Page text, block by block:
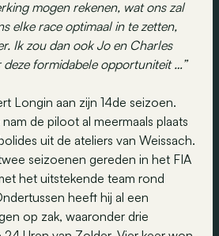
mogen rekenen, wat ons zal
elke race optimaal in te zetten,
Ik zou dan ook Jo en Charles
formidabele opportuniteit …”
Longin aan zijn 14de seizoen.
de piloot al meermaals plaats
uit de ateliers van Weissach.
seizoenen gereden in het FIA
het uitstekende team rond
heeft hij al een
op zak, waaronder drie